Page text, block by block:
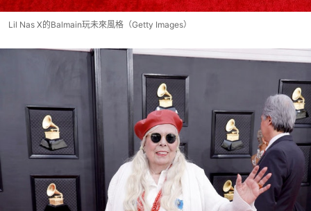
Lil Nas X的Balmain玩未來風格（Getty Images）